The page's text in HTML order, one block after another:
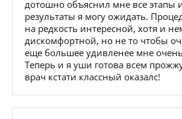
дотошно объяснил мне все этапы
результаты я могу ожидать.
на редкость интересной, хотя и
дискомфортной, но не то чтобы
еще большее удивленее мне
Теперь и я уши готова всем
врач кстати классный оказалс!